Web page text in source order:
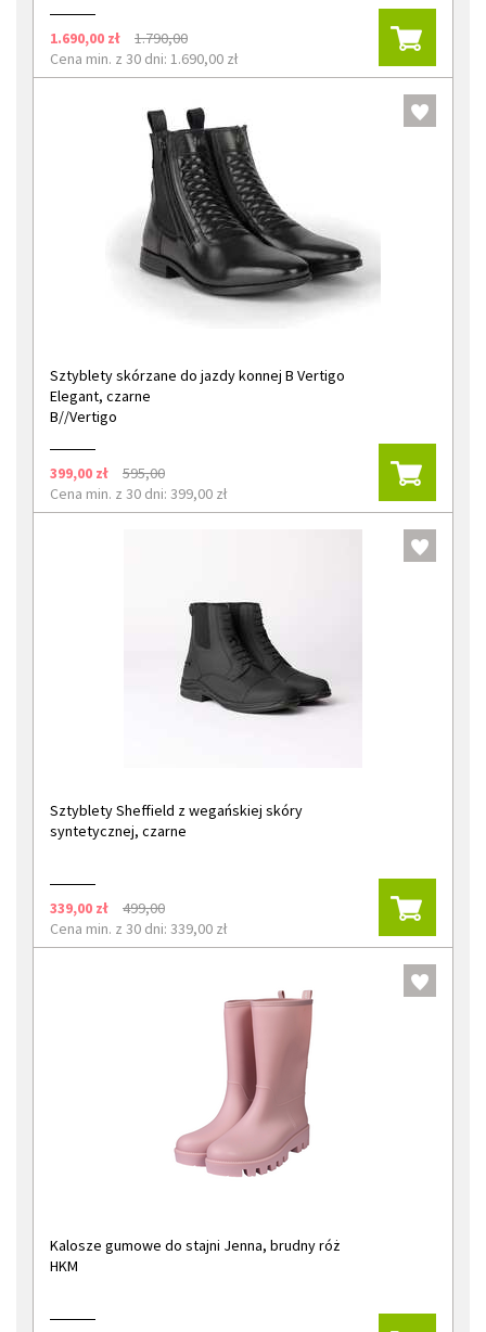
1.690,00 zł
1.790,00
Cena min. z 30 dni: 1.690,00 zł
Sztyblety skórzane do jazdy konnej B Vertigo
Elegant, czarne
B//Vertigo
399,00 zł
595,00
Cena min. z 30 dni: 399,00 zł
Sztyblety Sheffield z wegańskiej skóry
syntetycznej, czarne
339,00 zł
499,00
Cena min. z 30 dni: 339,00 zł
Kalosze gumowe do stajni Jenna, brudny róż
HKM